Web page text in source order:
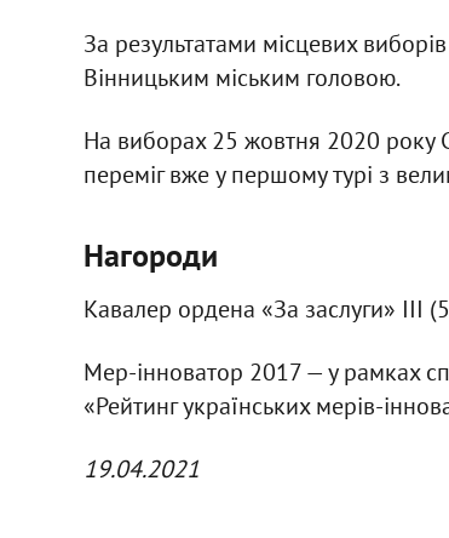
За результатами місцевих
Вінницьким міським головою.
На виборах 25 жовтня 2020 року
переміг вже у першому турі з
Нагороди
Кавалер ордена «За заслуги» ІІІ
Мер-інноватор 2017 — у рамках
«Рейтинг українських мерів-
19.04.2021